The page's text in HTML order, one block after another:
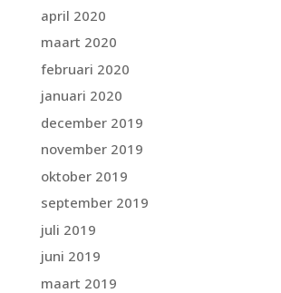
april 2020
maart 2020
februari 2020
januari 2020
december 2019
november 2019
oktober 2019
september 2019
juli 2019
juni 2019
maart 2019